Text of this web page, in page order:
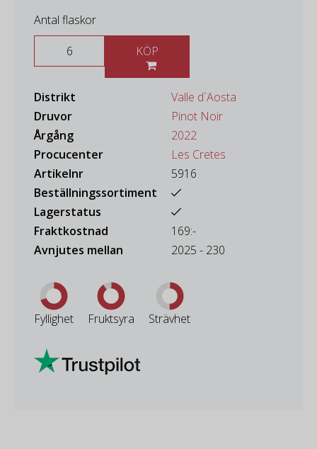
Antal flaskor
Distrikt
Valle d`Aosta
Druvor
Pinot Noir
Årgång
2022
Procucenter
Les Cretes
Artikelnr
5916
Beställningssortiment
Lagerstatus
Fraktkostnad
169:-
Avnjutes mellan
2025 - 230
Fyllighet Fruktsyra Strävhet